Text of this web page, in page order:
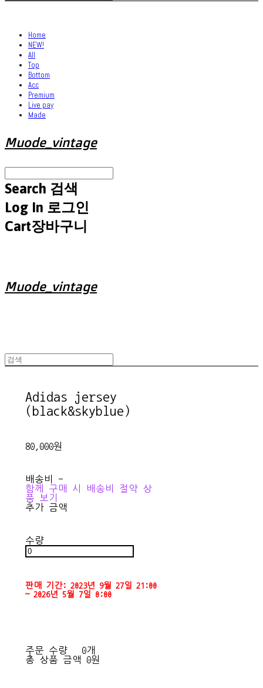
Home
NEW!
All
Top
Bottom
Acc
Premium
Live pay
Made
Muode_vintage
Search 검색
Log In 로그인
Cart장바구니
Muode_vintage
Adidas jersey
(black&skyblue)
80,000원
배송비 -
함께 구매 시 배송비 절약 상
품 보기
추가 금액
수량
판매 기간: 2023년 9월 27일 21:00
~ 2026년 5월 7일 0:00
주문 수량
0개
총 상품 금액
0원